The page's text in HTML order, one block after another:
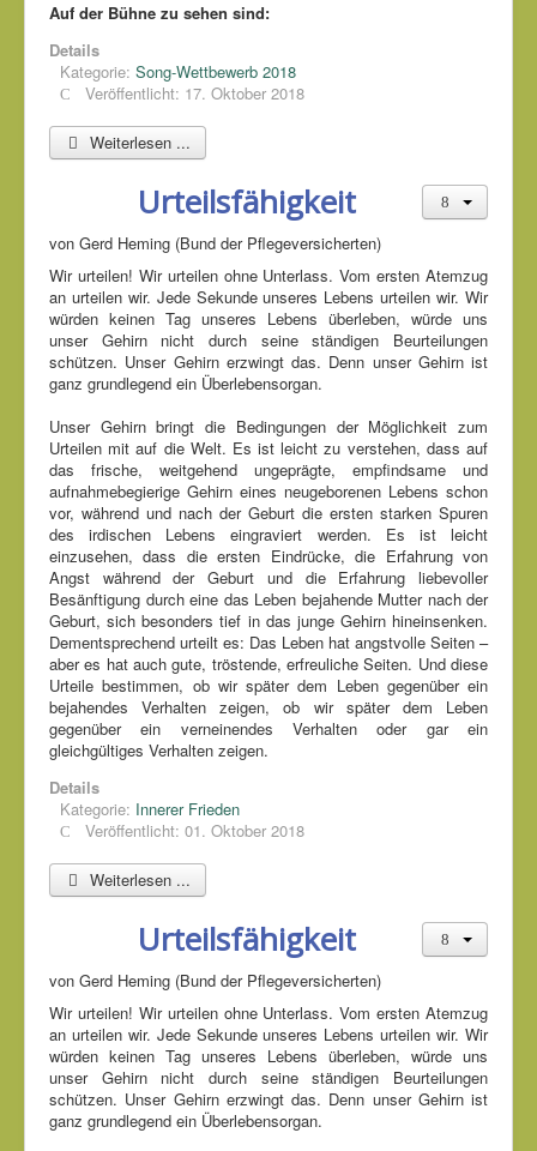
Auf der Bühne zu sehen sind:
Details
Kategorie: Song-Wettbewerb 2018
Veröffentlicht: 17. Oktober 2018
Weiterlesen ...
Urteilsfähigkeit
von Gerd Heming (Bund der Pflegeversicherten)
Wir urteilen! Wir urteilen ohne Unterlass. Vom ersten Atemzug
an urteilen wir. Jede Sekunde unseres Lebens urteilen wir. Wir
würden keinen Tag unseres Lebens überleben, würde uns
unser Gehirn nicht durch seine ständigen Beurteilungen
schützen. Unser Gehirn erzwingt das. Denn unser Gehirn ist
ganz grundlegend ein Überlebensorgan.
Unser Gehirn bringt die Bedingungen der Möglichkeit zum
Urteilen mit auf die Welt. Es ist leicht zu verstehen, dass auf
das frische, weitgehend ungeprägte, empfindsame und
aufnahmebegierige Gehirn eines neugeborenen Lebens schon
vor, während und nach der Geburt die ersten starken Spuren
des irdischen Lebens eingraviert werden. Es ist leicht
einzusehen, dass die ersten Eindrücke, die Erfahrung von
Angst während der Geburt und die Erfahrung liebevoller
Besänftigung durch eine das Leben bejahende Mutter nach der
Geburt, sich besonders tief in das junge Gehirn hineinsenken.
Dementsprechend urteilt es: Das Leben hat angstvolle Seiten –
aber es hat auch gute, tröstende, erfreuliche Seiten. Und diese
Urteile bestimmen, ob wir später dem Leben gegenüber ein
bejahendes Verhalten zeigen, ob wir später dem Leben
gegenüber ein verneinendes Verhalten oder gar ein
gleichgültiges Verhalten zeigen.
Details
Kategorie: Innerer Frieden
Veröffentlicht: 01. Oktober 2018
Weiterlesen ...
Urteilsfähigkeit
von Gerd Heming (Bund der Pflegeversicherten)
Wir urteilen! Wir urteilen ohne Unterlass. Vom ersten Atemzug
an urteilen wir. Jede Sekunde unseres Lebens urteilen wir. Wir
würden keinen Tag unseres Lebens überleben, würde uns
unser Gehirn nicht durch seine ständigen Beurteilungen
schützen. Unser Gehirn erzwingt das. Denn unser Gehirn ist
ganz grundlegend ein Überlebensorgan.